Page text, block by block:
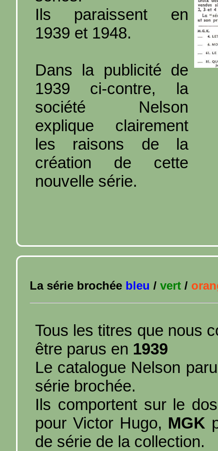
Ils paraissent en
1939 et 1948.
Dans la publicité de
1939 ci-contre, la
société Nelson
explique clairement
les raisons de la
création de cette
nouvelle série.
La série brochée bleu / vert /
Tous les titres que nous
être parus en 1939
Le catalogue Nelson
série brochée.
Ils comportent sur le
pour Victor Hugo, MGK
de série de la collection.